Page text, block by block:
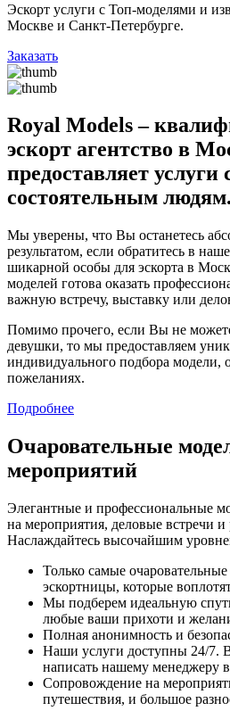
Эскорт услуги с Топ-моделями и
Москве и Санкт-Петербурге.
Заказать
Royal Models –
эскорт агентство в
предоставляет
состоятельным людям.
Мы уверены, что Вы останетесь
результатом, если обратитесь в
шикарной особы для эскорта в
моделей готова оказать
важную встречу, выставку или
Помимо прочего, если Вы не
девушки, то мы предоставляем
индивидуального подбора модели,
пожеланиях.
Подробнее
Очаровательные
мероприятий
Элегантные и профессиональные
на мероприятия, деловые встречи
Наслаждайтесь высочайшим
Только самые
эскортницы, которые
Мы подберем идеальную
любые ваши прихоти и
Полная анонимность и
Наши услуги доступны 24/7.
написать нашему менеджеру
Сопровождение на
путешествия, и большое